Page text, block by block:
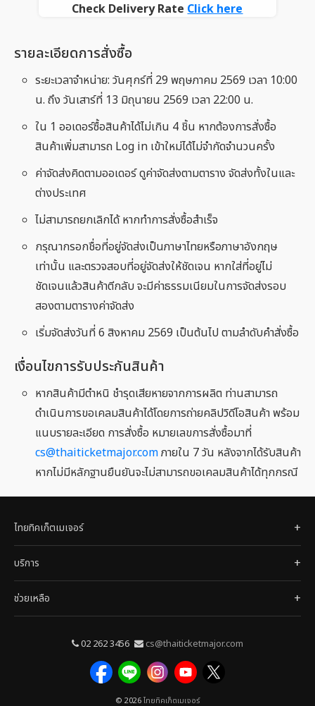
Check Delivery RateClick here
รายละเอียดการสั่งซื้อ
ระยะเวลาจำหน่าย: วันศุกร์ที่ 29 พฤษภาคม 2569 เวลา 10:00
น. ถึง วันเสาร์ที่ 13 มิถุนายน 2569 เวลา 22:00 น.
ใน 1 ออเดอร์ซื้อสินค้าได้ไม่เกิน 4 ชิ้น หากต้องการสั่งซื้อ
สินค้าเพิ่มสามารถ Log in เข้าใหม่ได้ไม่จำกัดจำนวนครั้ง
ค่าจัดส่งคิดตามออเดอร์ ดูค่าจัดส่งตามตาราง จัดส่งทั้งในและ
ต่างประเทศ
ไม่สามารถยกเลิกได้ หากทำการสั่งซื้อสำเร็จ
กรุณากรอกชื่อที่อยู่จัดส่งเป็นภาษาไทยหรือภาษาอังกฤษ
เท่านั้น และตรวจสอบที่อยู่จัดส่งให้ชัดเจน หากใส่ที่อยู่ไม่
ชัดเจนแล้วสินค้าตีกลับ จะมีค่าธรรมเนียมในการจัดส่งรอบ
สองตามตารางค่าจัดส่ง
เริ่มจัดส่งวันที่ 6 สิงหาคม 2569 เป็นต้นไป ตามลำดับคำสั่งซื้อ
เงื่อนไขการรับประกันสินค้า
หากสินค้ามีตำหนิ ชำรุดเสียหายจากการผลิต ท่านสามารถ
ดำเนินการขอเคลมสินค้าได้โดยการถ่ายคลิปวิดีโอสินค้า พร้อม
แนบรายละเอียด การสั่งซื้อ หมายเลขการสั่งซื้อมาที่
cs@thaiticketmajor.comภายใน 7 วัน หลังจากได้รับสินค้า
หากไม่มีหลักฐานยืนยันจะไม่สามารถขอเคลมสินค้าได้ทุกกรณี
ไทยทิคเก็ตเมเจอร์
บริการ
ช่วยเหลือ
02 262 3456 cs@thaiticketmajor.com
© 2026ไทยทิคเก็ตเมเจอร์